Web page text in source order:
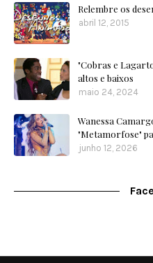
Relembre os
abril 12, 2015
"Cobras e
altos e baixos
maio 24, 2024
Wanessa
"Metamorfose"
junho 12, 2026